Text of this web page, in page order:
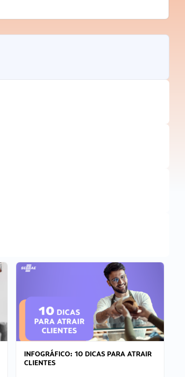
INFOGRÁFICO: 10 DICAS PARA ATRAIR
CLIENTES